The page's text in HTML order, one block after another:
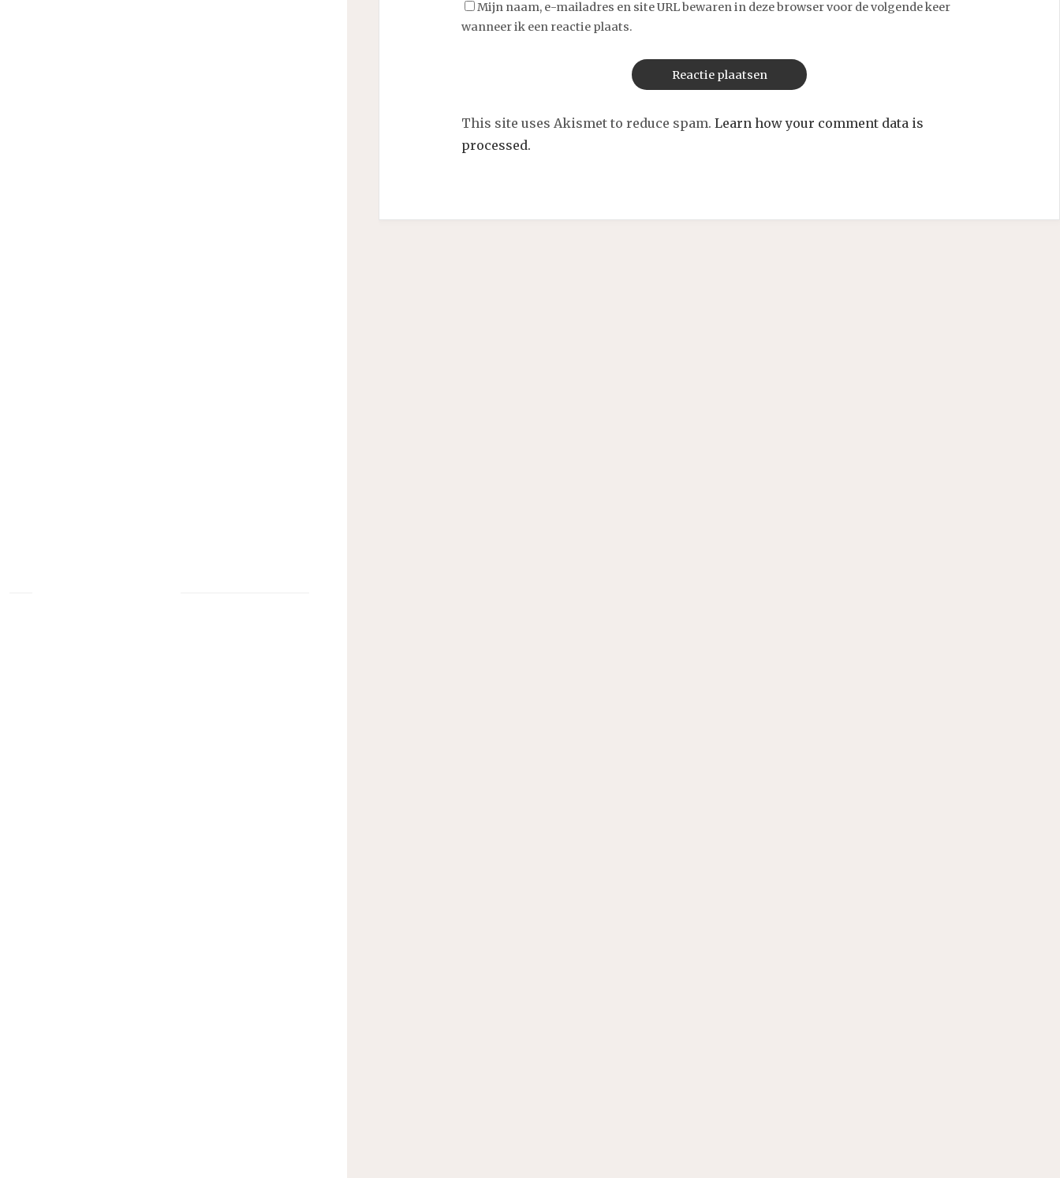
Mijn naam, e-mailadres en site URL bewaren in deze browser voor de volgende keer
wanneer ik een reactie plaats.
This site uses Akismet to reduce spam. Learn how your comment data is
processed.